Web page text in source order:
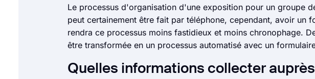
Le processus d'organisation d'une exposition pour un groupe
peut certainement être fait par téléphone, cependant, avoir un
rendra ce processus moins fastidieux et moins chronophage.
être transformée en un processus automatisé avec un
Quelles informations collecter